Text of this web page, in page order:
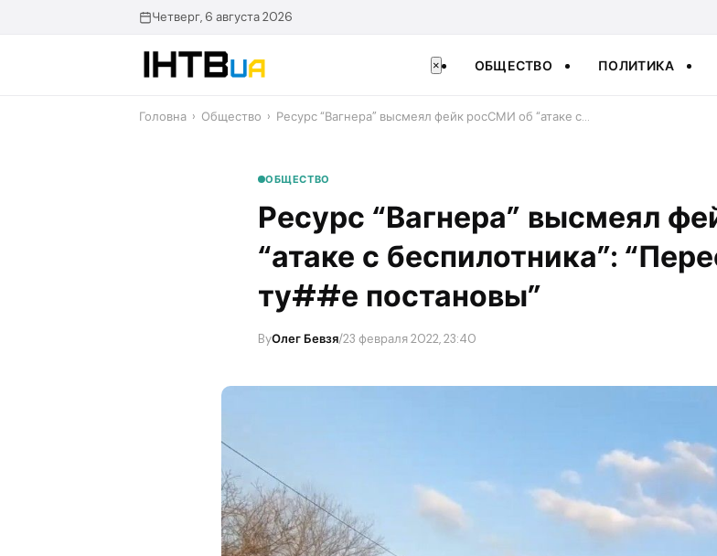
Четверг, 6 августа 2026
× ОБЩЕСТВО ПОЛИТИКА
Головна › Общество › ​Ресурс “Вагнера” высмеял фейк росСМИ об “атаке с…
ОБЩЕСТВО
​Ресурс “Вагнера” высмеял
“атаке с беспилотника”:
ту##е постановы”
ByОлег Бевзя/23 февраля 2022, 23:40